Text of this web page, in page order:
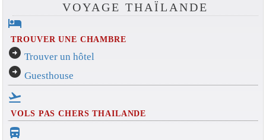
VOYAGE THAÏLANDE
hotel
TROUVER UNE CHAMBRE
arrow_circle_right Trouver un hôtel
arrow_circle_right Guesthouse
flight_takeoff
VOLS PAS CHERS THAILANDE
directions_bus_filled